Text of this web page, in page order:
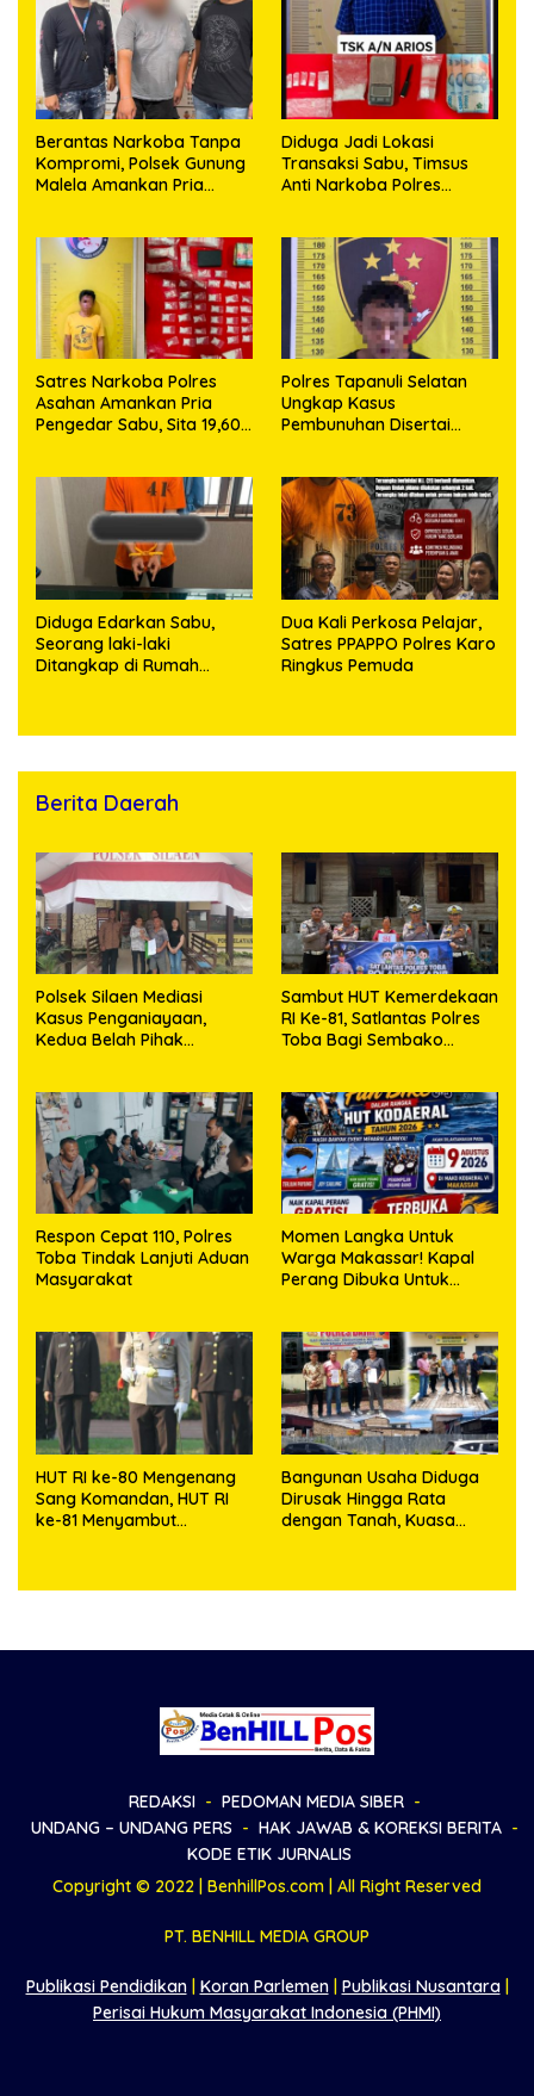
Berantas Narkoba Tanpa
Kompromi, Polsek Gunung
Malela Amankan Pria
Diduga Jadi Lokasi
Transaksi Sabu, Timsus
Anti Narkoba Polres
63,67 Gram Sabu
Satres Narkoba Polres
Asahan Amankan Pria
Pengedar Sabu, Sita 19,60
Polres Tapanuli Selatan
Ungkap Kasus
Pembunuhan Disertai
Ditangkap
Diduga Edarkan Sabu,
Seorang laki-laki
Ditangkap di Rumah
Dua Kali Perkosa Pelajar,
Satres PPAPPO Polres Karo
Ringkus Pemuda
Berita Daerah
Polsek Silaen Mediasi
Kasus Penganiayaan,
Kedua Belah Pihak
Sambut HUT Kemerdekaan
RI Ke-81, Satlantas Polres
Toba Bagi Sembako
Respon Cepat 110, Polres
Toba Tindak Lanjuti Aduan
Masyarakat
Momen Langka Untuk
Warga Makassar! Kapal
Perang Dibuka Untuk
HUT RI ke-80 Mengenang
Sang Komandan, HUT RI
ke-81 Menyambut
Bangunan Usaha Diduga
Dirusak Hingga Rata
dengan Tanah, Kuasa
REDAKSI
PEDOMAN MEDIA SIBER
UNDANG – UNDANG PERS
HAK JAWAB & KOREKSI BERITA
KODE ETIK JURNALIS
Copyright © 2022 | BenhillPos.com | All Right Reserved
PT. BENHILL MEDIA GROUP
Publikasi Pendidikan| Koran Parlemen| Publikasi Nusantara|
Perisai Hukum Masyarakat Indonesia (PHMI)